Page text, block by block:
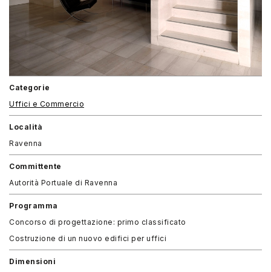
Categorie
Uffici e Commercio
Località
Ravenna
Committente
Autorità Portuale di Ravenna
Programma
Concorso di progettazione: primo classificato
Costruzione di un nuovo edifici per uffici
Dimensioni